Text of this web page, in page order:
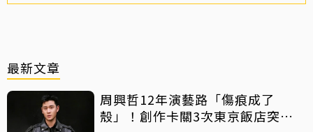
最新文章
周興哲12年演藝路「傷痕成了
殼」！創作卡關3次東京飯店突找